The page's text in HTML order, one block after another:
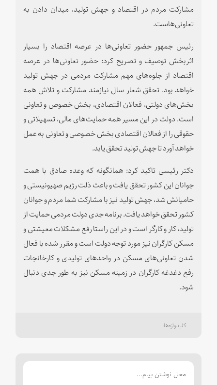
مشارکت مردم در اقتصاد و جهش تولید، میدان دادن به
تعاونی‌هاست.
رئیس جمهور حضور تعاونی‌ها در عرصه اقتصاد را بسیار
اثربخش توصیف و تصریح کرد: حضور تعاونی‌ها در عرصه
اقتصاد از جلوه‌های مهم مشارکت مردمی در جهش تولید
خواهد بود. تحقق شعار سال نیازمند مشارکت و تلاش همه
بخش‌های دولتی، فعالان اقتصادی، بخش خصوص و تعاونی
است. دولت در این مسیر همه حمایت‌های مالی، تسهیلاتی و
حقوقی را از فعالان اقتصادی بخش خصوصی و تعاونی به عمل
خواهد آورد تا جهش تولید تحقق یابد.
دکتر رئیسی تاکید کرد: همانگونه که وعده صادق با همت
جوانان این کشور تحقق یافت و باعث ذلت رژیم صهیونیستی و
حامیانش شد، جهش تولید نیز با مشارکت شما مردم و جوانان
کشور تحقق خواهد یافت. برنامه جدی دولت مردمی حمایت از
تولید، کار و کارگر است و در این راستا رفع مشکلات معیشتی و
مسکن کارگران نیز مورد توجه دولت است و مقرر شده با فعال
شدن تعاونی‌های مسکن در واحدهای تولیدی و کارخانجات
رفع دغدغه کارگران در زمینه مسکن نیز به طور جدی دنبال
شود.